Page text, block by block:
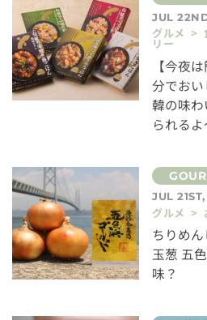
JUL
グルメ >
リー
【今夜
分でおい
韓の味
られるよ
JUL
グルメ >
ちりめ
玉葱 五
味？